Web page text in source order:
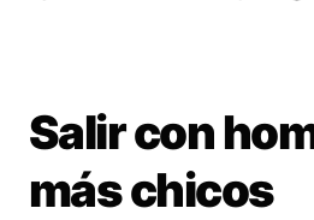
Salir con
más chicos